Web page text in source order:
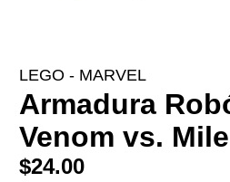
LEGO - MARVEL
Armadura
Venom vs.
$24.00